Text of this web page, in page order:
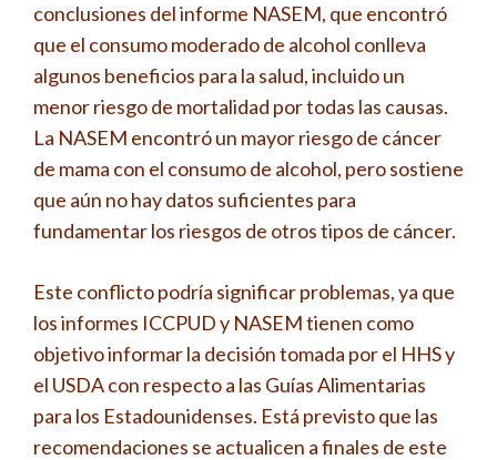
conclusiones del informe NASEM, que encontró
que el consumo moderado de alcohol conlleva
algunos beneficios para la salud, incluido un
menor riesgo de mortalidad por todas las causas.
La NASEM encontró un mayor riesgo de cáncer
de mama con el consumo de alcohol, pero sostiene
que aún no hay datos suficientes para
fundamentar los riesgos de otros tipos de cáncer.
Este conflicto podría significar problemas, ya que
los informes ICCPUD y NASEM tienen como
objetivo informar la decisión tomada por el HHS y
el USDA con respecto a las Guías Alimentarias
para los Estadounidenses. Está previsto que las
recomendaciones se actualicen a finales de este